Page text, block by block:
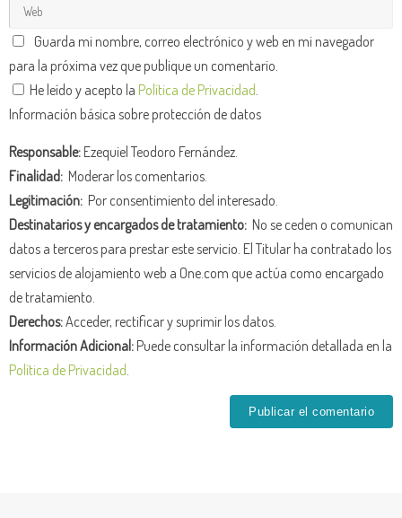
Guarda mi nombre, correo electrónico y web en mi navegador
para la próxima vez que publique un comentario.
He leído y acepto la Política de Privacidad
Información básica sobre protección de datos
Responsable:Ezequiel Teodoro Fernández.
Finalidad: Moderar los comentarios.
Legitimación: Por consentimiento del interesado.
Destinatarios y encargados de tratamiento: No se ceden o comunican
datos a terceros para prestar este servicio. El Titular ha contratado los
servicios de alojamiento web a One.com que actúa como encargado
de tratamiento.
Derechos:Acceder, rectificar y suprimir los datos.
Información Adicional:Puede consultar la información detallada en la
Política de Privacidad